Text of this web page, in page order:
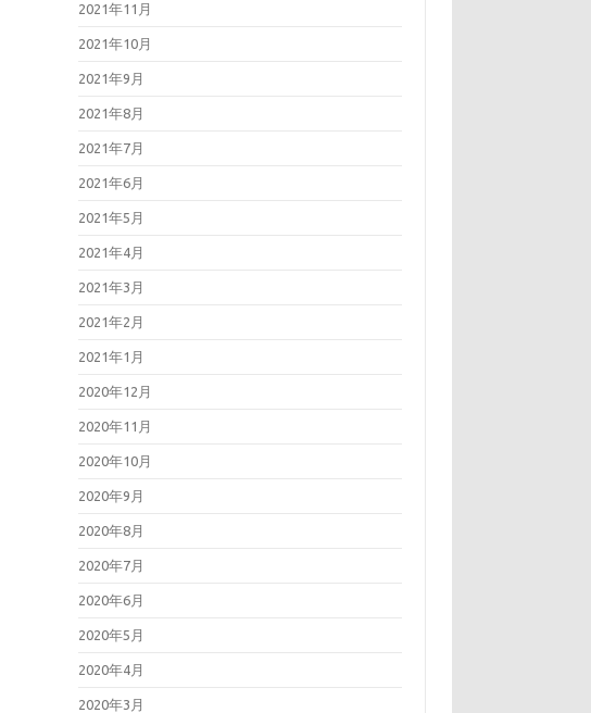
2021年11月
2021年10月
2021年9月
2021年8月
2021年7月
2021年6月
2021年5月
2021年4月
2021年3月
2021年2月
2021年1月
2020年12月
2020年11月
2020年10月
2020年9月
2020年8月
2020年7月
2020年6月
2020年5月
2020年4月
2020年3月